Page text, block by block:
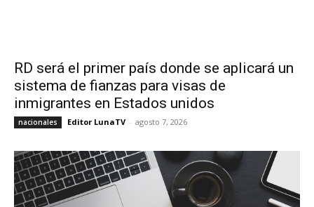
RD será el primer país donde se aplicará un
sistema de fianzas para visas de
inmigrantes en Estados unidos
nacionales Editor LunaTV - agosto 7, 2026